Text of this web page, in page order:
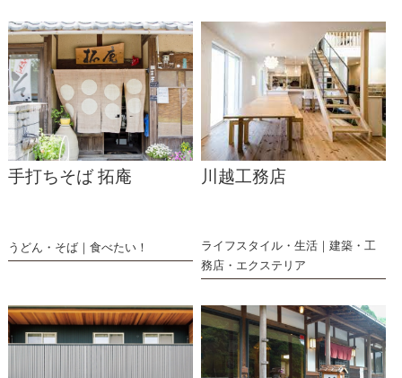
手打ちそば 拓庵
うどん・そば 食べたい！
川越工務店
ライフスタイル・生活
建築・工
務店・エクステリア